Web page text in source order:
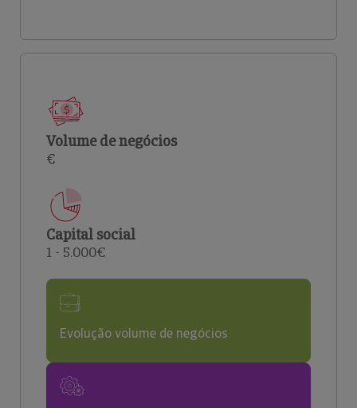
Volume de negócios
€
Capital social
1 - 5.000€
Evolução volume de negócios